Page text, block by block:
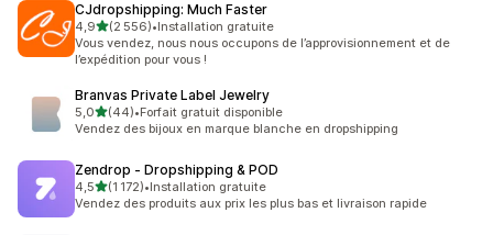
CJdropshipping: Much Faster
4,9étoile(s) sur 5
(2 556)
2556 avis au total
•Installation gratuite
Vous vendez, nous nous occupons de l’approvisionnement et de
l’expédition pour vous !
Branvas Private Label Jewelry
5,0étoile(s) sur 5
(44)
44 avis au total
•Forfait gratuit disponible
Vendez des bijoux en marque blanche en dropshipping
Zendrop ‑ Dropshipping & POD
4,5étoile(s) sur 5
(1 172)
1172 avis au total
•Installation gratuite
Vendez des produits aux prix les plus bas et livraison rapide